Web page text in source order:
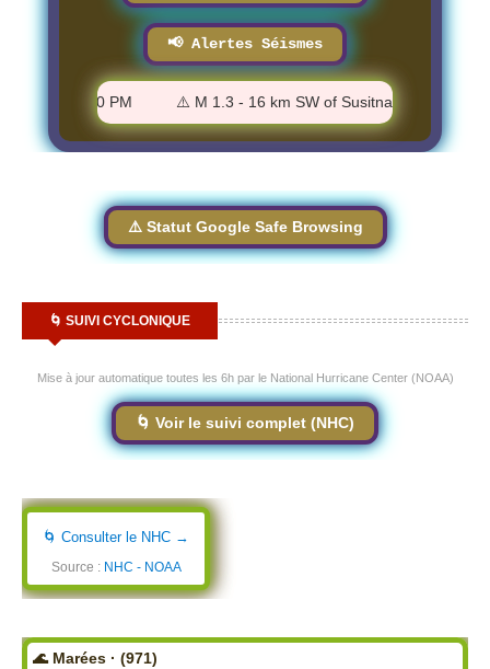
📢 Alertes Séismes
- 3:59:00 PM ⚠️ M 1.3 - 16 km SW of Susitna North, Alaska -
⚠️ Statut Google Safe Browsing
🌀 SUIVI CYCLONIQUE
Mise à jour automatique toutes les 6h par le National Hurricane Center (NOAA)
🌀 Voir le suivi complet (NHC)
🌀 Consulter le NHC →
Source : NHC - NOAA
🌊 Marées · (971)